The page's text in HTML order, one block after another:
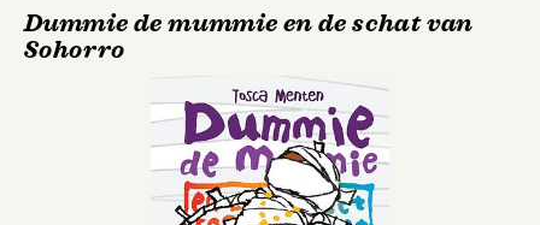
Dummie de mummie en de schat van
Sohorro